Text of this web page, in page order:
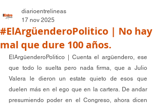
#ElArgüenderoPolitico | No hay
mal que dure 100 años.
diarioentrelineas
17 nov 2025
ElArgüenderoPolitico | Cuenta el argüendero, ese
que todo lo suelta pero nada firma, que a Julio
Valera le dieron un estate quieto de esos que
duelen más en el ego que en la cartera. De andar
presumiendo poder en el Congreso, ahora dicen